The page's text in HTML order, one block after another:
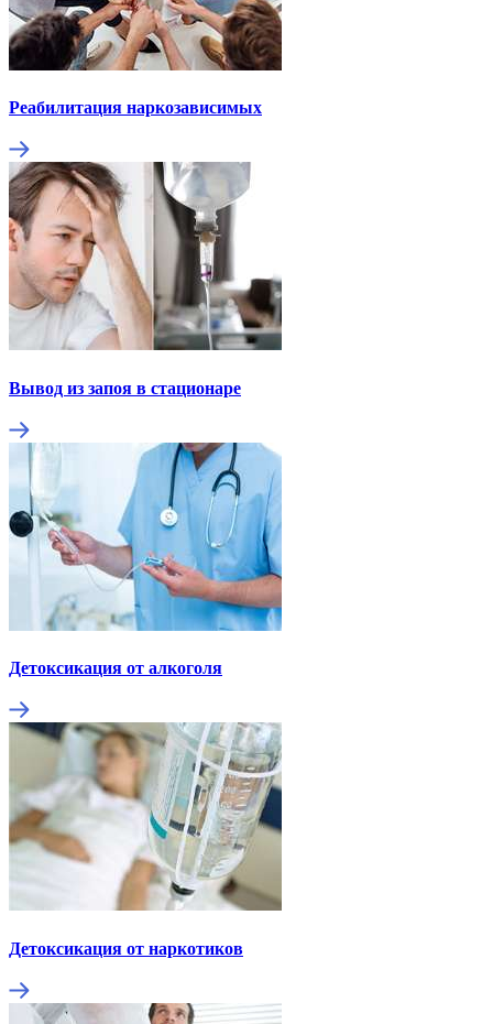
Реабилитация наркозависимых
Вывод из запоя в стационаре
Детоксикация от алкоголя
Детоксикация от наркотиков